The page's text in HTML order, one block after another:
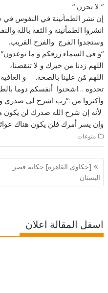
” لا تحزن “
إن نشر الطمأنينة في النفوس
انشروا الطمأنينة و الثقة بالله
وستجدوا الفرج والفرح القريب.
“و في السماء رزقكم و ما توعدون”
اللهم زدنا من خيرك و ﻻ تنقصنا،
اللهم مٌن علينا بالصحة. و
تجدوه …اشحنوا أنفسكم دوما
وأكثروا من :”رب اشرح لي صدري
لأنه إن شرح الله صدرك لن يكون
وإن يسر أمرك فلن يكون هناك
منوعات
تصفّح
المقالات
[حكاوى القاهرة] حكاية قصر
البستان
اسفل المقالة اعلان